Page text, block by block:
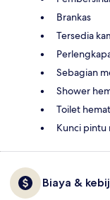
Brankas
Tersedia
Sebagian
Shower
Toilet
Kunci pintu
Biaya &